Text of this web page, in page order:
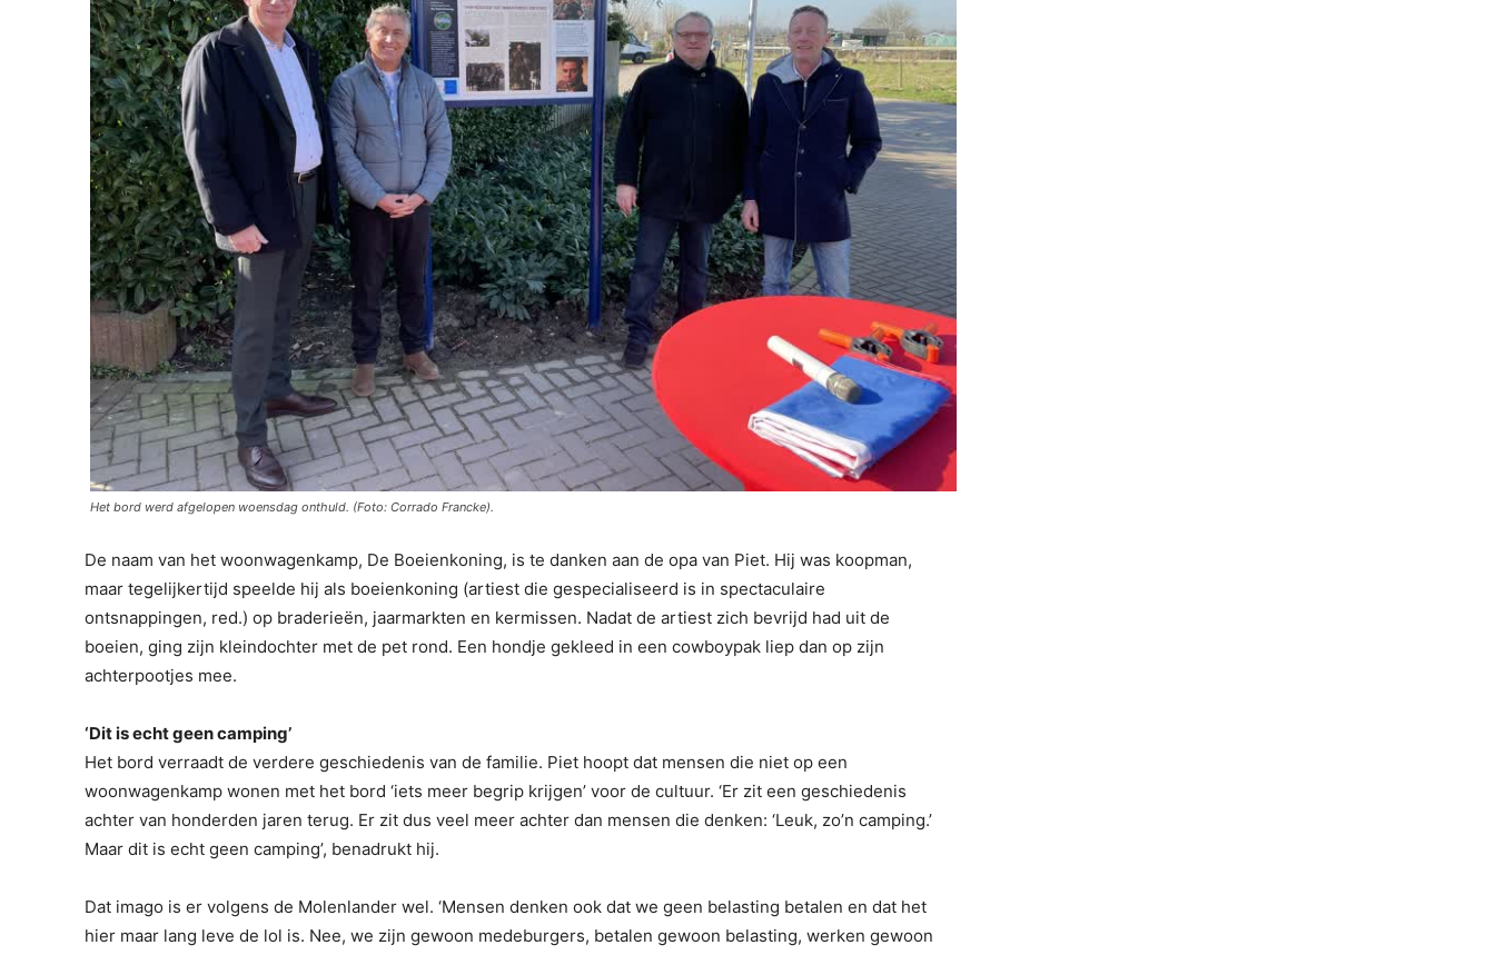
Het bord werd afgelopen woensdag onthuld. (Foto: Corrado Francke).
De naam van het woonwagenkamp, De Boeienkoning, is te danken aan de opa van Piet. Hij was koopman,
maar tegelijkertijd speelde hij als boeienkoning (artiest die gespecialiseerd is in spectaculaire
ontsnappingen, red.) op braderieën, jaarmarkten en kermissen. Nadat de artiest zich bevrijd had uit de
boeien, ging zijn kleindochter met de pet rond. Een hondje gekleed in een cowboypak liep dan op zijn
achterpootjes mee.
‘Dit is echt geen camping’
Het bord verraadt de verdere geschiedenis van de familie. Piet hoopt dat mensen die niet op een
woonwagenkamp wonen met het bord ‘iets meer begrip krijgen’ voor de cultuur. ‘Er zit een geschiedenis
achter van honderden jaren terug. Er zit dus veel meer achter dan mensen die denken: ‘Leuk, zo’n camping.’
Maar dit is echt geen camping’, benadrukt hij.
Dat imago is er volgens de Molenlander wel. ‘Mensen denken ook dat we geen belasting betalen en dat het
hier maar lang leve de lol is. Nee, we zijn gewoon medeburgers, betalen gewoon belasting, werken gewoon